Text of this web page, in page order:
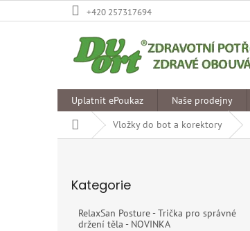
na
+420 257317694
Uplatnit ePoukaz Naše prodejny
Domů Vložky do bot a korektory
kategorie
Kategorie
RelaxSan Posture - Trička pro správné
držení těla - NOVINKA